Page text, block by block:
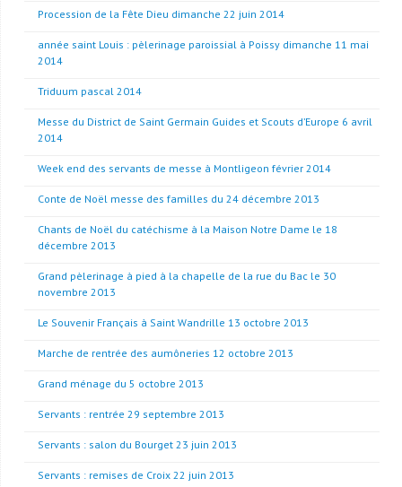
Procession de la Fête Dieu dimanche 22 juin 2014
année saint Louis : pèlerinage paroissial à Poissy dimanche 11 mai
2014
Triduum pascal 2014
Messe du District de Saint Germain Guides et Scouts d’Europe 6 avril
2014
Week end des servants de messe à Montligeon février 2014
Conte de Noël messe des familles du 24 décembre 2013
Chants de Noël du catéchisme à la Maison Notre Dame le 18
décembre 2013
Grand pèlerinage à pied à la chapelle de la rue du Bac le 30
novembre 2013
Le Souvenir Français à Saint Wandrille 13 octobre 2013
Marche de rentrée des aumôneries 12 octobre 2013
Grand ménage du 5 octobre 2013
Servants : rentrée 29 septembre 2013
Servants : salon du Bourget 23 juin 2013
Servants : remises de Croix 22 juin 2013